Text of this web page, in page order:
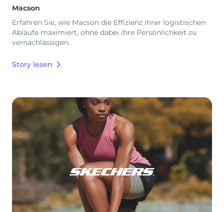
Macson
Erfahren Sie, wie Macson die Effizienz ihrer logistischen
Abläufe maximiert, ohne dabei ihre Persönlichkeit zu
vernachlässigen.
Story lesen